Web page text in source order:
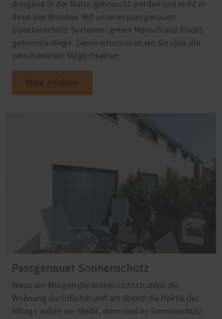
dringend in der Natur gebraucht werden und nicht in
Ihren vier Wänden. Mit unseren passgenauen
Insektenschutz-Systemen gehen Mensch und Insekt
getrennte Wege. Gerne informieren wir Sie über die
verschiedenen Möglichkeiten.
Mehr erfahren
Passgenauer Sonnenschutz
Wenn am Morgen die ersten Lichtstrahlen die
Wohnung durchfluten und am Abend die Hektik des
Alltags außen vor bleibt, dann sind es Sonnenschutz-